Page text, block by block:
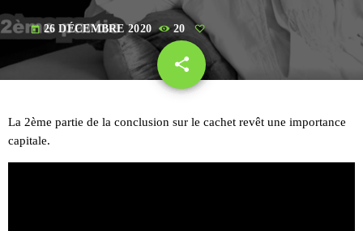
today 26 DÉCEMBRE 2020 20
share
email
La 2ème partie de la conclusion sur le cachet revêt une importance
capitale.